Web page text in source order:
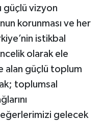
güçlü vizyon
korunması ve her
istikbal
olarak ele
alan güçlü toplum
toplumsal
gelecek